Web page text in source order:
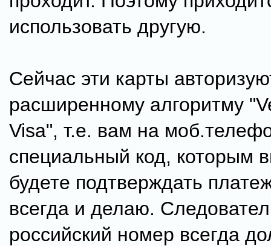
использовать другую.
Сейчас эти карты
расширенному алгоритму
Visa", т.е. вам на
специальный код, которым
будете подтверждать
всегда и делаю.
российский номер всегда